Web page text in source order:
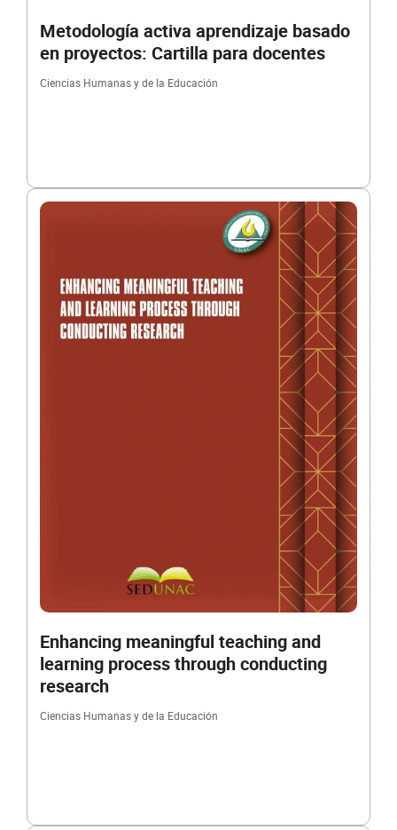
Metodología activa aprendizaje basado
en proyectos: Cartilla para docentes
Ciencias Humanas y de la Educación
Enhancing meaningful teaching and
learning process through conducting
research
Ciencias Humanas y de la Educación